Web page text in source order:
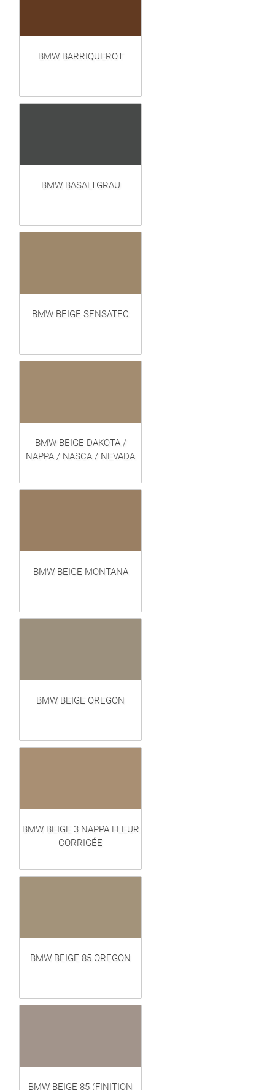
BMW BARRIQUEROT
BMW BASALTGRAU
BMW BEIGE SENSATEC
BMW BEIGE DAKOTA /
NAPPA / NASCA / NEVADA
BMW BEIGE MONTANA
BMW BEIGE OREGON
BMW BEIGE 3 NAPPA FLEUR
CORRIGÉE
BMW BEIGE 85 OREGON
BMW BEIGE 85 (FINITION